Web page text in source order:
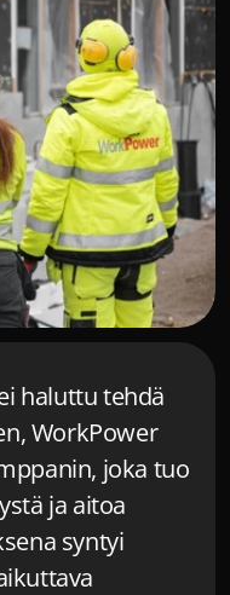
haluttu tehdä
WorkPower
joka tuo
ja aitoa
syntyi